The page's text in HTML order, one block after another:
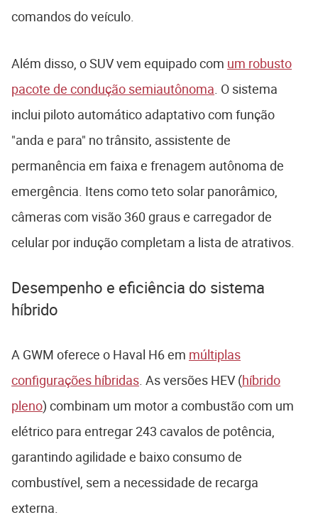
comandos do veículo.
Além disso, o SUV vem equipado com um robusto
pacote de condução semiautônoma. O sistema
inclui piloto automático adaptativo com função
"anda e para" no trânsito, assistente de
permanência em faixa e frenagem autônoma de
emergência. Itens como teto solar panorâmico,
câmeras com visão 360 graus e carregador de
celular por indução completam a lista de atrativos.
Desempenho e eficiência do sistema
híbrido
A GWM oferece o Haval H6 em múltiplas
configurações híbridas. As versões HEV (híbrido
pleno) combinam um motor a combustão com um
elétrico para entregar 243 cavalos de potência,
garantindo agilidade e baixo consumo de
combustível, sem a necessidade de recarga
externa.